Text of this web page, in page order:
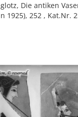
Die antiken
1925), 252 , Kat.Nr.